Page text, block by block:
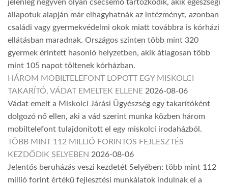
jelenleg negyven olyan csecsemő tartózkodik, akik egészségi
állapotuk alapján már elhagyhatnák az intézményt, azonban
családi vagy gyermekvédelmi okok miatt továbbra is kórházi
ellátásban maradnak. Országos szinten több mint 320
gyermek érintett hasonló helyzetben, akik átlagosan több
mint 105 napot töltenek kórházban.
HÁROM MOBILTELEFONT LOPOTT EGY MISKOLCI
TAKARÍTÓ, VÁDAT EMELTEK ELLENE 2026-08-06
Vádat emelt a Miskolci Járási Ügyészség egy takarítóként
dolgozó nő ellen, aki a vád szerint munka közben három
mobiltelefont tulajdonított el egy miskolci irodaházból.
TÖBB MINT 112 MILLIÓ FORINTOS FEJLESZTÉS
KEZDŐDIK SELYEBEN 2026-08-06
Jelentős beruházás veszi kezdetét Selyében: több mint 112
millió forint értékű fejlesztési munkálatok indulnak el a